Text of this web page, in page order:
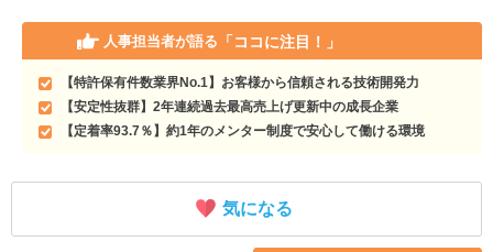
人事担当者が語る 「ココに注目！」
【特許保有件数業界No.1】お客様から信頼される技術開発力
【安定性抜群】2年連続過去最高売上げ更新中の成長企業
【定着率93.7％】約1年のメンター制度で安心して働ける環境
気になる